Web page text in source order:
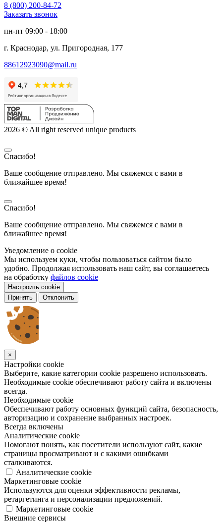
8 (800) 200-84-72
Заказать звонок
пн-пт 09:00 - 18:00
г. Краснодар, ул. Пригородная, 177
88612923090@mail.ru
2026 © All right reserved unique products
Спасибо!
Ваше сообщение отправлено. Мы свяжемся с вами в
ближайшее время!
Спасибо!
Ваше сообщение отправлено. Мы свяжемся с вами в
ближайшее время!
Уведомление о cookie
Мы используем куки, чтобы пользоваться сайтом было
удобно. Продолжая использовать наш сайт, вы соглашаетесь
на обработку файлов cookie
Настроить cookie
Принять
Отклонить
×
Настройки cookie
Выберите, какие категории cookie разрешено использовать.
Необходимые cookie обеспечивают работу сайта и включены
всегда.
Необходимые cookie
Обеспечивают работу основных функций сайта, безопасность,
авторизацию и сохранение выбранных настроек.
Всегда включены
Аналитические cookie
Помогают понять, как посетители используют сайт, какие
страницы просматривают и с какими ошибками
сталкиваются.
Аналитические cookie
Маркетинговые cookie
Используются для оценки эффективности рекламы,
ретаргетинга и персонализации предложений.
Маркетинговые cookie
Внешние сервисы